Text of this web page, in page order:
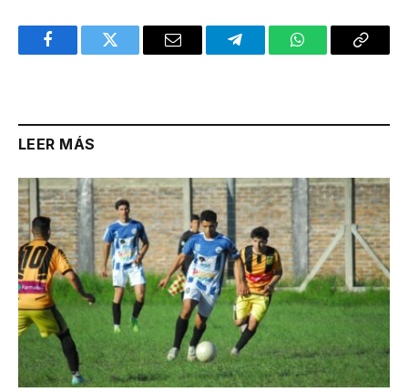
FacebookTwitter Email TelegramWhatsAppCopy
LEER MÁS